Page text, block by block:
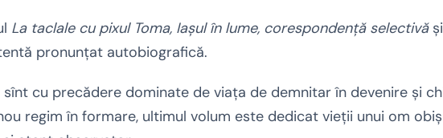
La taclale cu pixul Toma, Iaşul în lume, corespondenţă selectivă
pronunţat autobiografică.
cu precădere dominate de viaţa de demnitar în devenire şi
regim în formare, ultimul volum este dedicat vieţii unui om